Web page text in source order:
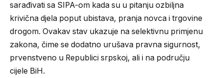
sarađivati sa SIPA-om kada su u pitanju ozbiljna
krivična djela poput ubistava, pranja novca i trgovine
drogom. Ovakav stav ukazuje na selektivnu primjenu
zakona, čime se dodatno urušava pravna sigurnost,
prvenstveno u Republici srpskoj, ali i na području
cijele BiH.